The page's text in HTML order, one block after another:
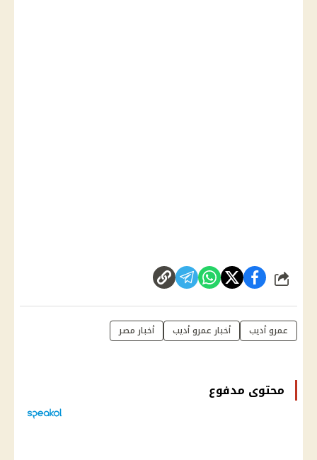
شارك
عمرو أديب أخبار عمرو أديب أخبار مصر
محتوى مدفوع